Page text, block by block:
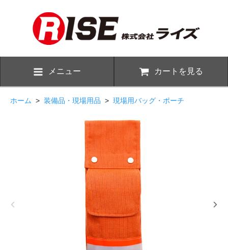
メニュー カートを見る
ホーム > 装備品・現場用品 > 現場用バッグ・ポーチ